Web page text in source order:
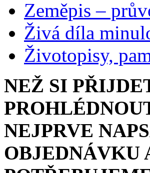
Zeměpis –
Živá díla
Životopisy,
NEŽ SI
NEJPRVE
OBJEDNÁVKU